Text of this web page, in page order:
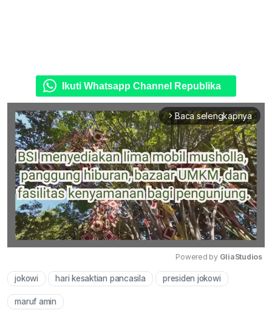
Ikuti Whatsapp Channel Republika
arrow_forward_ios Baca selengkapnya
Mute
Powered by GliaStudios
jokowi hari kesaktian pancasila presiden jokowi
maruf amin